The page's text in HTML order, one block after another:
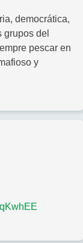
democrática,
grupos del
pescar en
y